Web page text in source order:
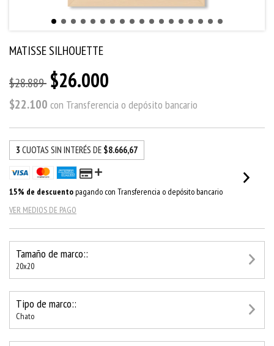
MATISSE SILHOUETTE
$28.889 $26.000
$22.100 con Transferencia o depósito bancario
3 CUOTAS SIN INTERÉS DE $8.666,67
15% de descuentopagando con Transferencia o depósito bancario
VER MEDIOS DE PAGO
Tamaño de marco::
20x20
Tipo de marco::
Chato